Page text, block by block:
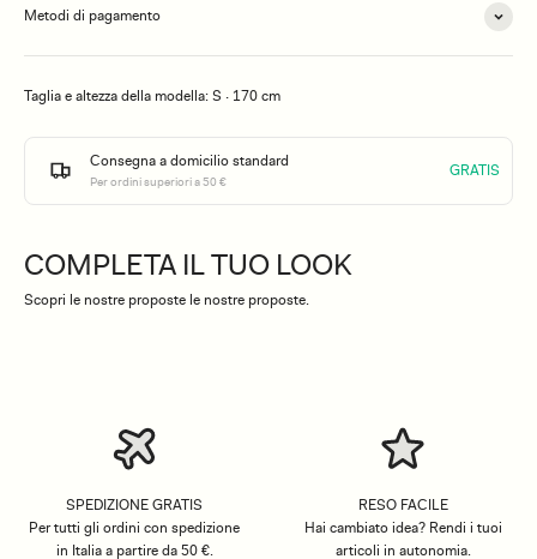
Metodi di pagamento
Taglia e altezza della modella: S · 170 cm
Consegna a domicilio standard
Per ordini superiori a 50 €
GRATIS
COMPLETA IL TUO LOOK
Scopri le nostre proposte le nostre proposte.
SPEDIZIONE GRATIS
Per tutti gli ordini con spedizione
in Italia a partire da 50 €.
RESO FACILE
Hai cambiato idea? Rendi i tuoi
articoli in autonomia.